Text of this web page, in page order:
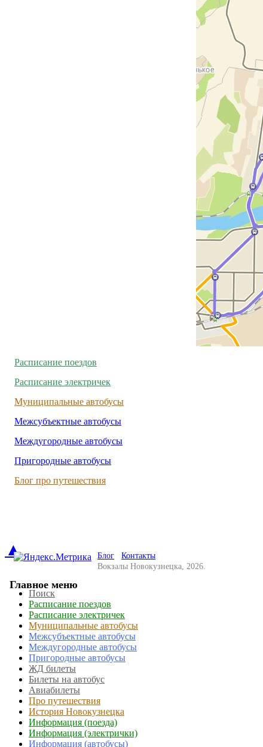
Расписание поездов
Расписание электричек
Муниципальные автобусы
Межсубъектные автобусы
Междугородные автобусы
Пригородные автобусы
Блог про путешествия
▲ Блог
Контакты
Вокзалы Новокузнецка, 2026.
Главное меню
Поиск
Расписание поездов
Расписание электричек
Муниципальные автобусы
Межсубъектные автобусы
Междугородные автобусы
Пригородные автобусы
ЖД билеты
Билеты на автобус
Авиабилеты
Про путешествия
История Новокузнецка
Информация (поезда)
Информация (электрички)
Информация (автобусы)